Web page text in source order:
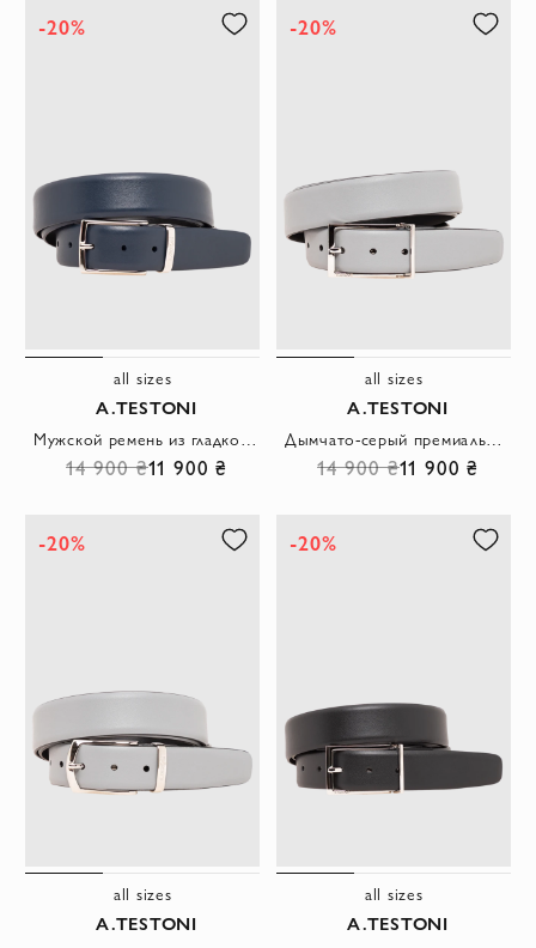
-20%
all sizes
A.TESTONI
14 900 ₴11 900 ₴
-20%
all sizes
A.TESTONI
14 900 ₴11 900 ₴
-20%
all sizes
A.TESTONI
-20%
all sizes
A.TESTONI